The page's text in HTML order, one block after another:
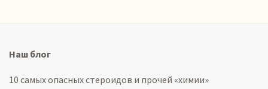
Наш блог
10 самых опасных стероидов и прочей «химии»